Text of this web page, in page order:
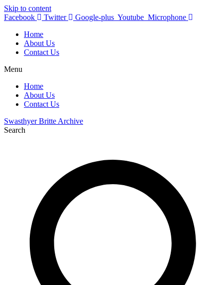
Skip to content
Facebook
Twitter Google-plus Youtube Microphone
Home
About Us
Contact Us
Menu
Home
About Us
Contact Us
Swasthyer Britte Archive
Search